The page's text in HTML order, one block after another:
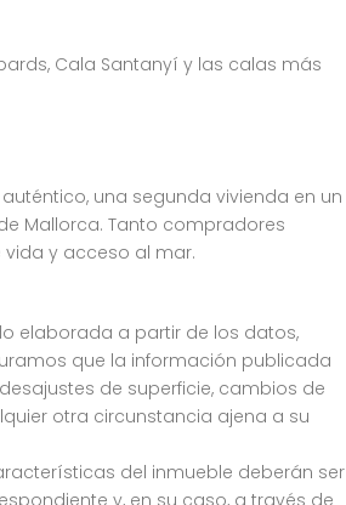
Cala Santanyí y las calas más
una segunda vivienda en un
Mallorca. Tanto compradores
y acceso al mar.
elaborada a partir de los datos,
que la información publicada
de superficie, cambios de
otra circunstancia ajena a su
del inmueble deberán ser
y, en su caso, a través de